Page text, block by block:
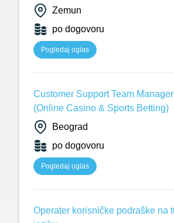
Zemun
po dogovoru
Pogledaj oglas
Customer Support Team
(Online Casino & Sports Betting)
Beograd
po dogovoru
Pogledaj oglas
Operater korisničke podraške na